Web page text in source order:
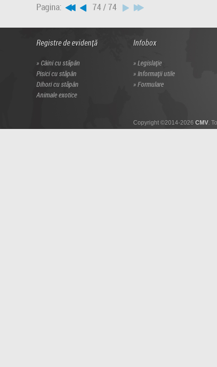
Pagina: 74 / 74
Registre de evidență
Câini cu stăpân
Pisici cu stăpân
Dihori cu stăpân
Animale exotice
Infobox
Legislație
Informații utile
Formulare
Copyright ©2014-2026 CMV.